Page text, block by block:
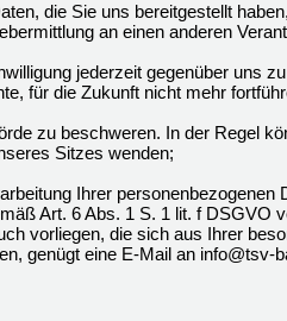
die Sie uns bereitgestellt
an einen anderen
jederzeit gegenüber uns
für die Zukunft nicht mehr
zu beschweren. In der Regel
Sitzes wenden;
Ihrer
Art. 6 Abs. 1 S. 1 lit. f DSGVO
vorliegen, die sich aus Ihrer
genügt eine E-Mail an info@tsv-